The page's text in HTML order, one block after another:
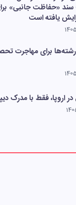
سند «حفاظت جانبی»
یافته است
برای مهاجرت
اروپا، فقط با مدرک